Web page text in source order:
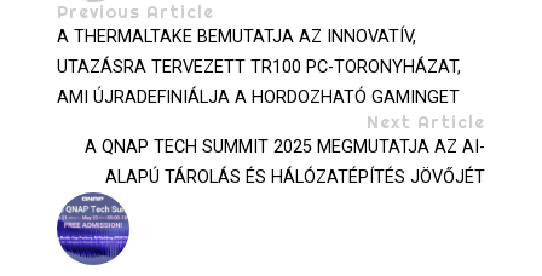
Previous Article
A THERMALTAKE BEMUTATJA AZ INNOVATÍV,
UTAZÁSRA TERVEZETT TR100 PC-TORONYHÁZAT,
AMI ÚJRADEFINIÁLJA A HORDOZHATÓ GAMINGET
Next Article
A QNAP TECH SUMMIT 2025 MEGMUTATJA AZ AI-
ALAPÚ TÁROLÁS ÉS HÁLÓZATÉPÍTÉS JÖVŐJÉT